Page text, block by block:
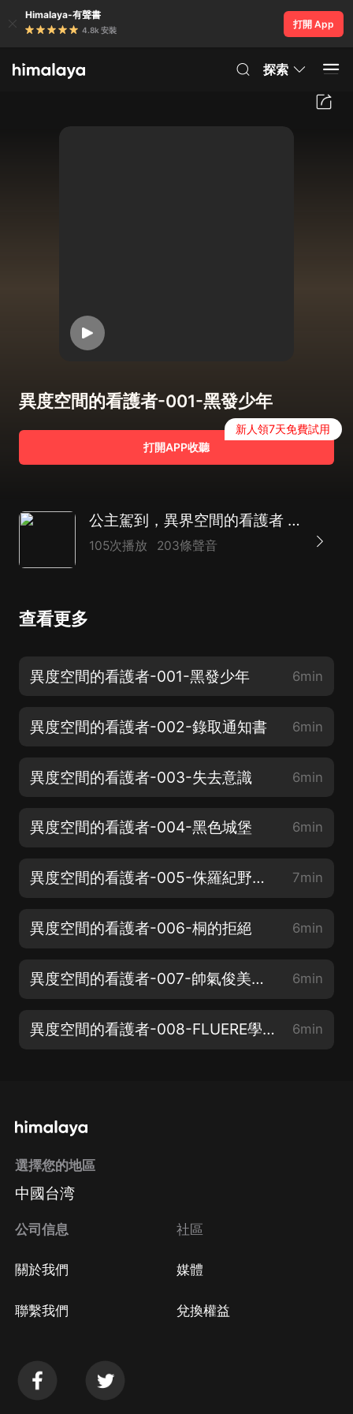
Himalaya-有聲書
4.8k 安裝
打開 App
探索
異度空間的看護者-001-黑發少年
打開APP收聽
新人領7天免費試用
公主駕到，異界空間的看護者 | 異界重生 | 魔法領域 | 滅世遊戲 | 多播劇
105次播放 203條聲音
查看更多
異度空間的看護者-001-黑發少年 6min
異度空間的看護者-002-錄取通知書 6min
異度空間的看護者-003-失去意識 6min
異度空間的看護者-004-黑色城堡 6min
異度空間的看護者-005-侏羅紀野人？ 7min
異度空間的看護者-006-桐的拒絕 6min
異度空間的看護者-007-帥氣俊美的少年 6min
異度空間的看護者-008-FLUERE學院 6min
選擇您的地區
中國台湾
公司信息
關於我們
聯繫我們
社區
媒體
兌換權益